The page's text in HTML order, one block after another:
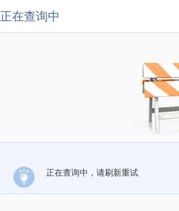
正在查询中
正在查询中，请刷新重试